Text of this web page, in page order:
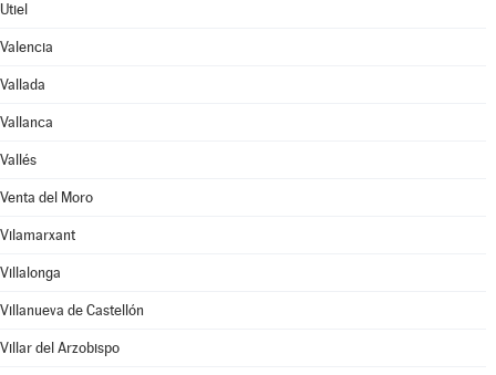
Utiel
Valencia
Vallada
Vallanca
Vallés
Venta del Moro
Vilamarxant
Villalonga
Villanueva de Castellón
Villar del Arzobispo